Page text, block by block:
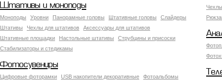
Штативы и моноподы
Моноподы Уровни Панорамные головы Штативные головы
Слайдеры
Штативы
Чехлы для штативов
Аксессуары для штативов
Штативные площадки
Настольные штативы
Струбцины и присоски
Стабилизаторы и стедикамы
Фотосувениры
Цифровые фоторамки USB накопители декоративные
Фотоальбомы